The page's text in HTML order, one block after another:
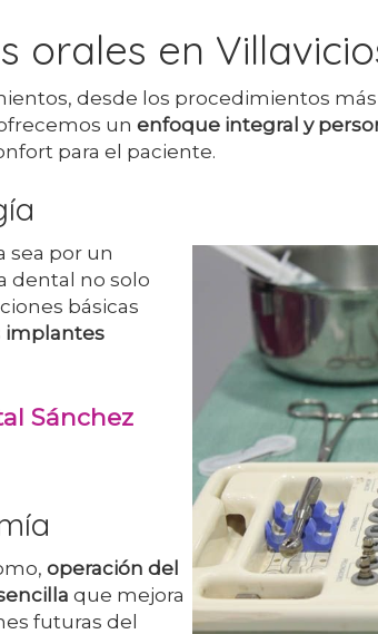
orales en
desde los procedimientos
un enfoque integral y
para el paciente.
sea por un
dental no solo
básicas
implantes
Sánchez
operación del
que mejora
futuras del